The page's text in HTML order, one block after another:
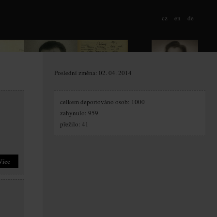
cz en de
Poslední změna: 02. 04. 2014
celkem deportováno osob: 1000
zahynulo: 959
přežilo: 41